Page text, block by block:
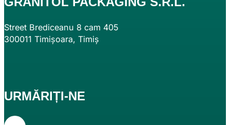
Street Brediceanu 8 cam 405
300011 Timișoara, Timiș
URMĂRIȚI-NE